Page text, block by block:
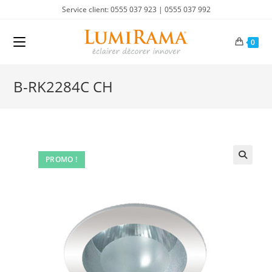
content
Service client: 0555 037 923 | 0555 037 992
0
B-RK2284C CH
PROMO !